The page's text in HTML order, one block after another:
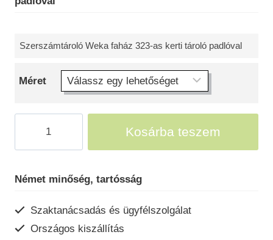
Szerszámtároló Weka faház 323-as kerti tároló padlóval
Méret
szerszámtároló
323
Kosárba teszem
Német minőség, tartósság
Szaktanácsadás és ügyfélszolgálat
Országos kiszállítás